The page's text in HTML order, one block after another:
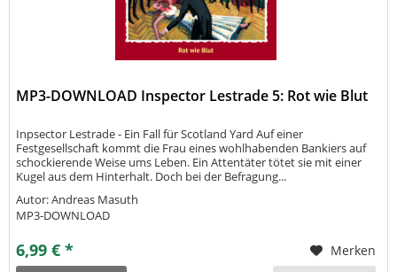
MP3-DOWNLOAD Inspector Lestrade 5: Rot wie Blut
Inpsector Lestrade - Ein Fall für Scotland Yard Auf einer
Festgesellschaft kommt die Frau eines wohlhabenden Bankiers auf
schockierende Weise ums Leben. Ein Attentäter tötet sie mit einer
Kugel aus dem Hinterhalt. Doch bei der Befragung...
Autor: Andreas Masuth
MP3-DOWNLOAD
6,99 € *
Merken